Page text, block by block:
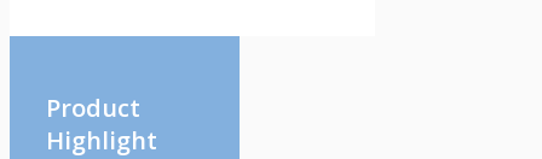
Product
Highlight